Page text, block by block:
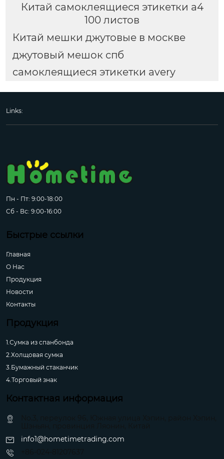
Китай самоклеящиеся этикетки а4
100 листов
Китай мешки джутовые в москве
джутовый мешок спб
самоклеящиеся этикетки avery
Links:
Пн - Пт: 9:00-18:00
Сб - Вс: 9:00-16:00
Быстрые ссылки
Главная
О Hас
Продукция
Новости
Контакты
Продукция
1.Сумка из спанбонда
2.Холщовая сумка
3.Бумажный стаканчик
4.Торговый знак
Контактная информация
info1@hometimetrading.com